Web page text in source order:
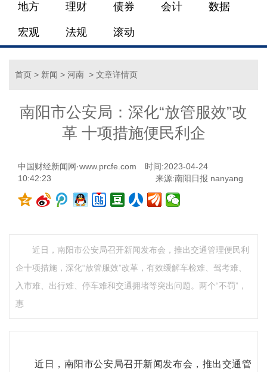
地方 理财 债券 会计 数据
宏观 法规 滚动
首页 > 新闻 > 河南 > 文章详情页
南阳市公安局：深化“放管服效”改
革 十项措施便民利企
中国财经新闻网·www.prcfe.com
时间:2023-04-24
10:42:23
来源:南阳日报 nanyang
近日，南阳市公安局召开新闻发布会，推出交通管理便民利
企十项措施，深化“放管服效”改革，有效缓解车检难、驾考难、
入市难、出行难、停车难和交通拥堵等突出问题。两个“不罚”，
惠
近日，南阳市公安局召开新闻发布会，推出交通管